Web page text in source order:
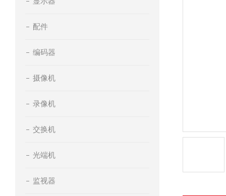
配件
编码器
摄像机
录像机
交换机
光端机
监视器